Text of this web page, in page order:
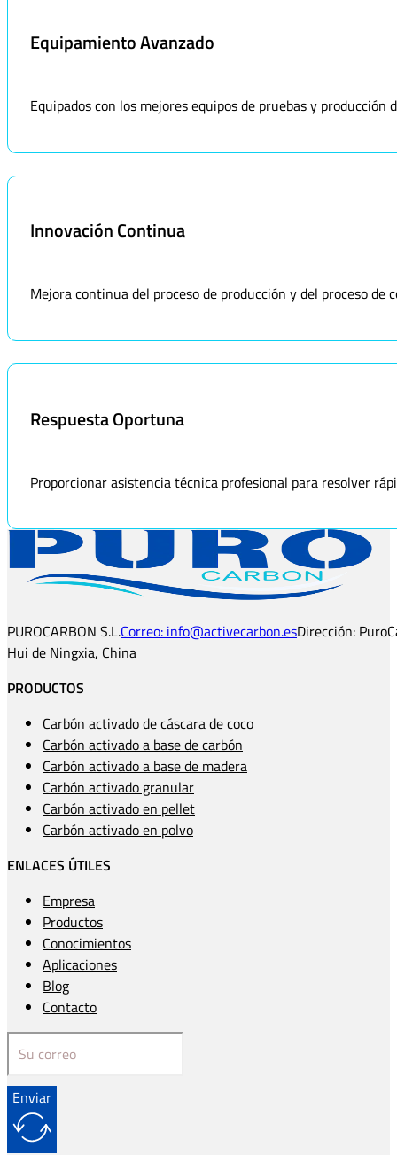
Equipamiento Avanzado
Equipados con los mejores equipos de pruebas y
Innovación Continua
Mejora continua del proceso de producción y del proceso
Respuesta Oportuna
Proporcionar asistencia técnica profesional para resolver
PUROCARBON S.L.Correo: info@activecarbon.esDirección:
Hui de Ningxia, China
PRODUCTOS
Carbón activado de cáscara de coco
Carbón activado a base de carbón
Carbón activado a base de madera
Carbón activado granular
Carbón activado en pellet
Carbón activado en polvo
ENLACES ÚTILES
Empresa
Productos
Conocimientos
Aplicaciones
Blog
Contacto
Enviar